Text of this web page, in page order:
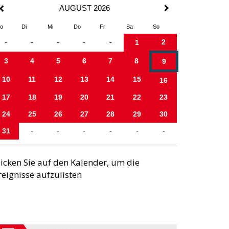
AUGUST 2026
Di Mi Do Fr Sa So
- - - - - 1 2
3 4 5 6 7 8 9
10 11 12 13 14 15 16
17 18 19 20 21 22 23
24 25 26 27 28 29 30
31 - - - - - -
Sie auf den Kalender, um die
aufzulisten